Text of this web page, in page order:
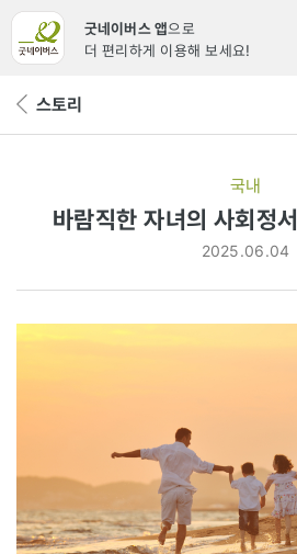
굿네이버스 앱으로
더 편리하게 이용해 보세요!
뒤 스토리
국내
바람직한 자녀의 사회정
2025.06.04